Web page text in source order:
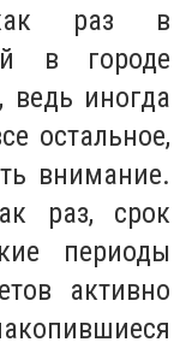
как раз в
в городе
ведь иногда
остальное,
внимание.
раз, срок
периоды
активно